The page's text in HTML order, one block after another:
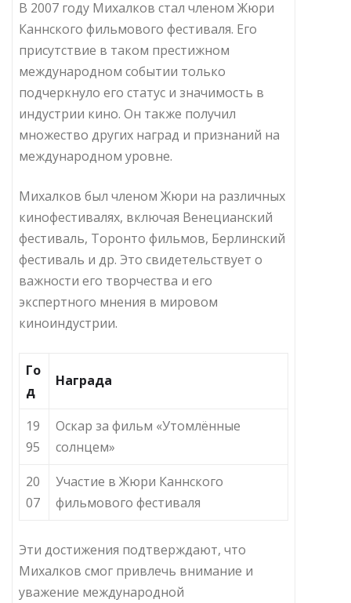
В 2007 году Михалков стал членом Жюри
Каннского фильмового фестиваля. Его
присутствие в таком престижном
международном событии только
подчеркнуло его статус и значимость в
индустрии кино. Он также получил
множество других наград и признаний на
международном уровне.
Михалков был членом Жюри на различных
кинофестивалях, включая Венецианский
фестиваль, Торонто фильмов, Берлинский
фестиваль и др. Это свидетельствует о
важности его творчества и его
экспертного мнения в мировом
киноиндустрии.
Го
д
Награда
19
95
Оскар за фильм «Утомлённые
солнцем»
20
07
Участие в Жюри Каннского
фильмового фестиваля
Эти достижения подтверждают, что
Михалков смог привлечь внимание и
уважение международной